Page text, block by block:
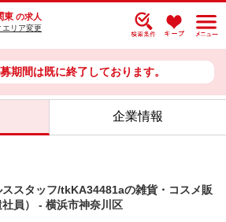
東 の求人
リア変更
期間は既に終了しております。
企業情報
スタッフ/tkKA34481aの雑貨・コスメ販
員） - 横浜市神奈川区